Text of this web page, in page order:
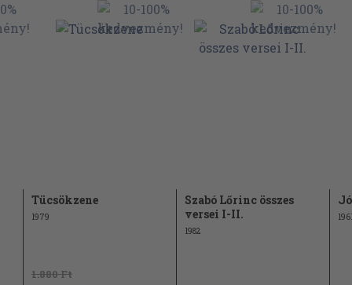
Tücsökzene
1979
1.880 Ft
Szabó Lőrinc összes
versei I-II.
1982